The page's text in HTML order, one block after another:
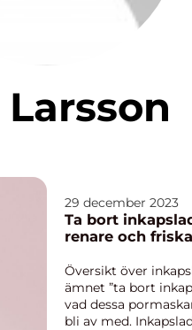
Larsson
29 december 2023
Ta bort
renare och
Översikt över
ämnet ”ta bort
vad dessa
bli av med.